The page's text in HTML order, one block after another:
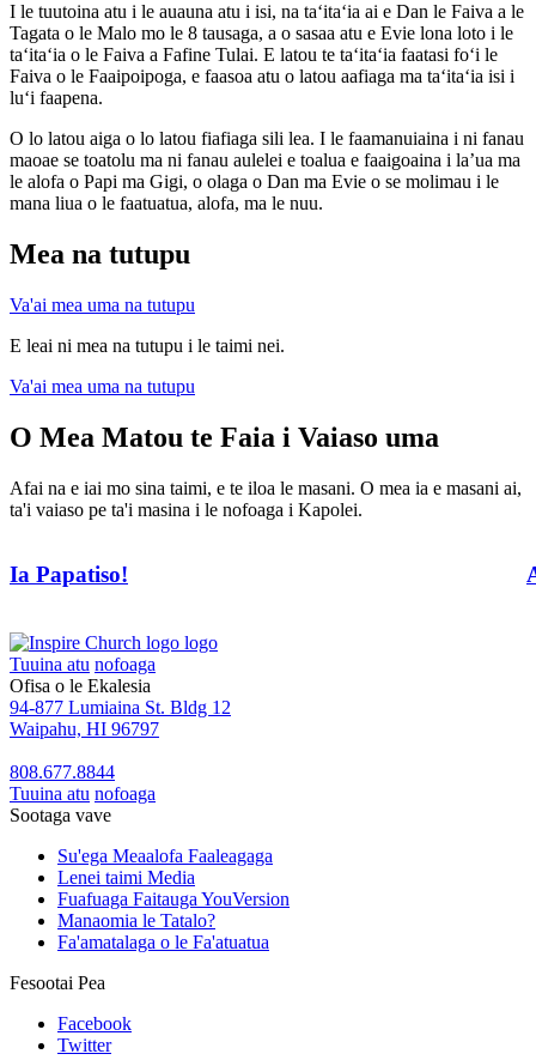
I le tuutoina atu i le auauna atu i isi, na taʻitaʻia ai e Dan le Faiva a le
Tagata o le Malo mo le 8 tausaga, a o sasaa atu e Evie lona loto i le
taʻitaʻia o le Faiva a Fafine Tulai. E latou te taʻitaʻia faatasi foʻi le
Faiva o le Faaipoipoga, e faasoa atu o latou aafiaga ma taʻitaʻia isi i
luʻi faapena.
O lo latou aiga o lo latou fiafiaga sili lea. I le faamanuiaina i ni fanau
maoae se toatolu ma ni fanau aulelei e toalua e faaigoaina i la’ua ma
le alofa o Papi ma Gigi, o olaga o Dan ma Evie o se molimau i le
mana liua o le faatuatua, alofa, ma le nuu.
Mea na tutupu
Va'ai mea uma na tutupu
E leai ni mea na tutupu i le taimi nei.
Va'ai mea uma na tutupu
O Mea Matou te Faia i Vaiaso uma
Afai na e iai mo sina taimi, e te iloa le masani. O mea ia e masani ai,
ta'i vaiaso pe ta'i masina i le nofoaga i Kapolei.
Ia Papatiso!
Tuuina atu nofoaga
Ofisa o le Ekalesia
94-877 Lumiaina St. Bldg 12
Waipahu, HI 96797
808.677.8844
Tuuina atu nofoaga
Sootaga vave
Su'ega Meaalofa Faaleagaga
Lenei taimi Media
Fuafuaga Faitauga YouVersion
Manaomia le Tatalo?
Fa'amatalaga o le Fa'atuatua
Fesootai Pea
Facebook
Twitter